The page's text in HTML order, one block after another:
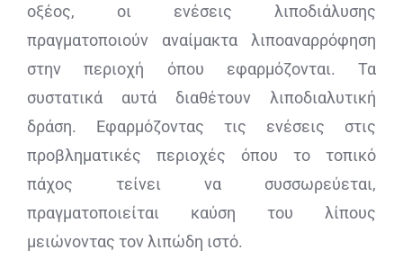
οξέος, οι ενέσεις λιποδιάλυσης
πραγματοποιούν αναίμακτα λιποαναρρόφηση
στην περιοχή όπου εφαρμόζονται. Τα
συστατικά αυτά διαθέτουν λιποδιαλυτική
δράση. Εφαρμόζοντας τις ενέσεις στις
προβληματικές περιοχές όπου το τοπικό
πάχος τείνει να συσσωρεύεται,
πραγματοποιείται καύση του λίπους
μειώνοντας τον λιπώδη ιστό.